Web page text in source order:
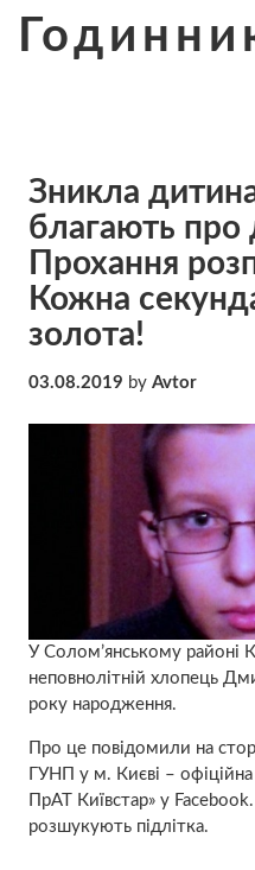
Зникла
благають про
Прохання
Кожна
золота!
03.08.2019 by Avtor
У Солом’янському районі
неповнолітній хлопець
року народження.
Про це повідомили на
ГУНП у м. Києві – офіційна
ПрАТ Київстар» у
розшукують підлітка.